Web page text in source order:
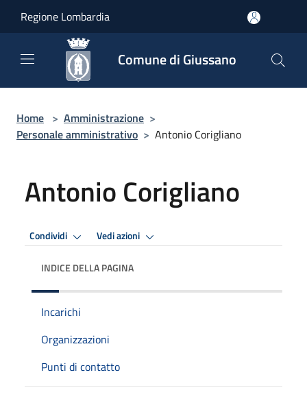
Regione Lombardia
Comune di Giussano
Home > Amministrazione >
Personale amministrativo > Antonio Corigliano
Antonio Corigliano
Condividi Vedi azioni
INDICE DELLA PAGINA
Incarichi
Organizzazioni
Punti di contatto